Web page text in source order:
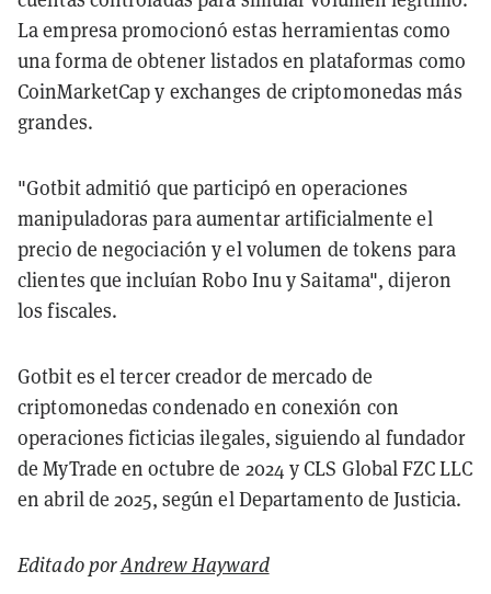
La empresa promocionó estas herramientas como
una forma de obtener listados en plataformas como
CoinMarketCap y exchanges de criptomonedas más
grandes.
"Gotbit admitió que participó en operaciones
manipuladoras para aumentar artificialmente el
precio de negociación y el volumen de tokens para
clientes que incluían Robo Inu y Saitama", dijeron
los fiscales.
Gotbit es el tercer creador de mercado de
criptomonedas condenado en conexión con
operaciones ficticias ilegales, siguiendo al fundador
de MyTrade en octubre de 2024 y CLS Global FZC LLC
en abril de 2025, según el Departamento de Justicia.
Editado porAndrew Hayward